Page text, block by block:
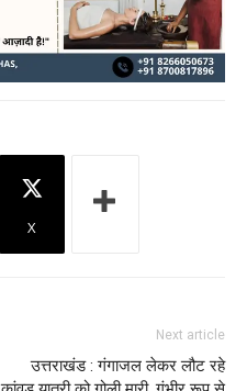
X
Next article
उत्तराखंड : गंगाजल लेकर लौट रहे